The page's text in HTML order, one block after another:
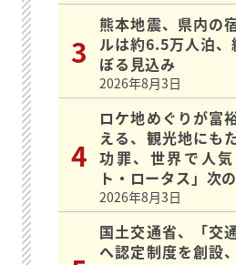
熊本地震、県内の
ルは約6.5万人泊、
ぼる見込み
2026年8月3日
ロケ地めぐりが富
える、観光地にも
功罪、世界で人
ト・ロータス」次
2026年8月3日
国土交通省、「交
へ認定制度を創設